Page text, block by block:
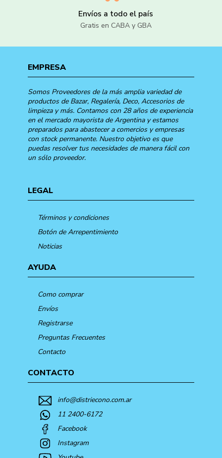
Envíos a todo el país
Gratis en CABA y GBA
EMPRESA
Somos Proveedores de la más amplia variedad de
productos de Bazar, Regalería, Deco, Accesorios de
limpieza y más. Contamos con 28 años de experiencia
en el mercado mayorista de Argentina y estamos
preparados para abastecer a comercios y empresas
con stock permanente. Nuestro objetivo es que
puedas resolver tus necesidades de manera fácil con
un sólo proveedor.
LEGAL
Términos y condiciones
Botón de Arrepentimiento
Noticias
AYUDA
Como comprar
Envíos
Registrarse
Preguntas Frecuentes
Contacto
CONTACTO
info@distriecono.com.ar
11 2400-6172
Facebook
Instagram